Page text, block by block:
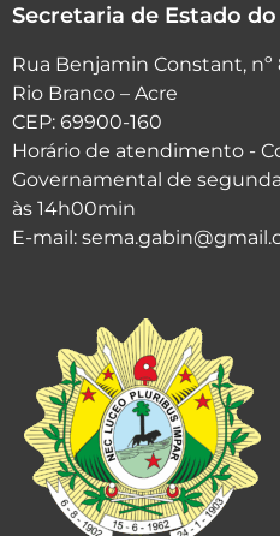
Secretaria de Estado
Rua Benjamin Constant, nº
Rio Branco – Acre
CEP: 69900-160
Horário de atendimento -
Governamental de
às 14h00min
E-mail: